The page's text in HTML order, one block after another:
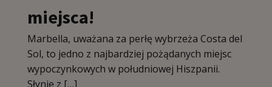
miejsca!
Marbella, uważana za perłę wybrzeża Costa del
Sol, to jedno z najbardziej pożądanych miejsc
wypoczynkowych w południowej Hiszpanii.
Słynie z […]